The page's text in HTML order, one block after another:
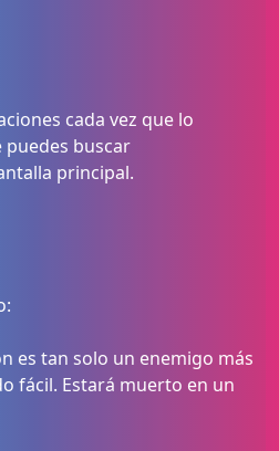
cada vez que lo
puedes buscar
principal.
es tan solo un enemigo más
fácil. Estará muerto en un